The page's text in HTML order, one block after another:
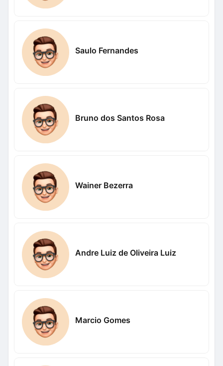
Saulo Fernandes
Bruno dos Santos Rosa
Wainer Bezerra
Andre Luiz de Oliveira Luiz
Marcio Gomes